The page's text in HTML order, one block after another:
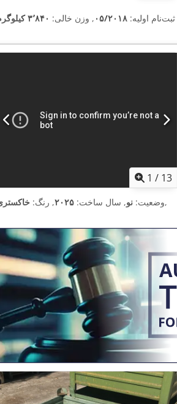
اولیه: ۰۵/۲۰۱۸ , وزن خالی: ۳٬۸۴۰ کیلوگرم
1 / 13
وضعیت: نو, سال ساخت: ۲۰۲۵, رنگ: ,